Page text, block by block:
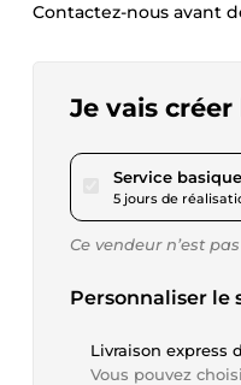
Contactez-nous avant
Je vais
Service basique
5 jours de
Ce vendeur n’est
Personnaliser le
Livraison express
Vous pouvez